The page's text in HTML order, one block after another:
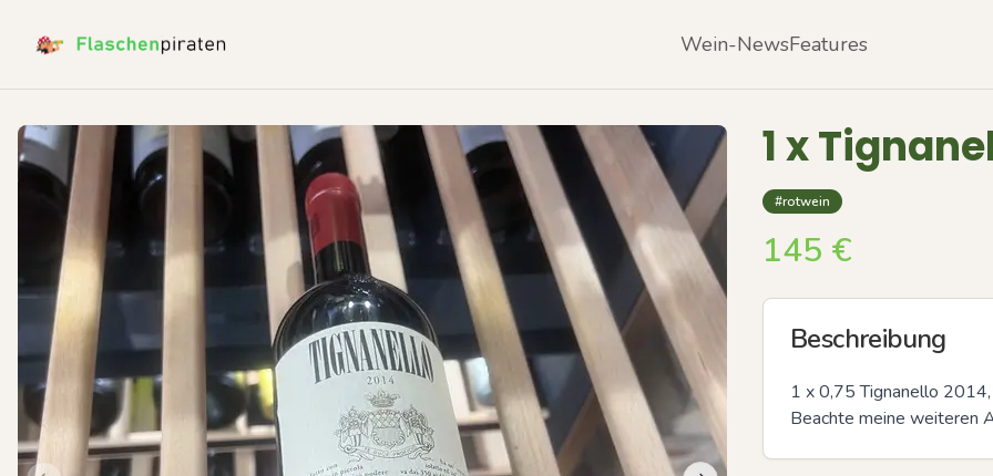
Wein-NewsFeatures
1 x
#rotwein
145 €
Beschreibung
1 x 0,75 Tignanello
Beachte meine weiteren